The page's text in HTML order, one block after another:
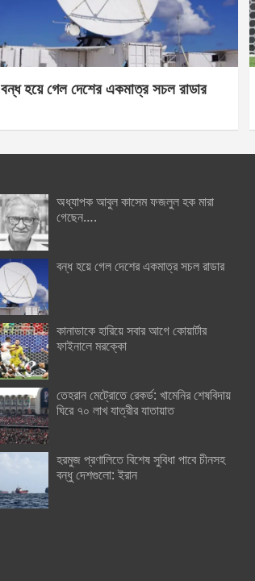
বন্ধ হয়ে গেল দেশের একমাত্র সচল রাডার
অধ্যাপক আবুল কাসেম ফজলুল হক মারা
গেছেন….
বন্ধ হয়ে গেল দেশের একমাত্র সচল রাডার
কানাডাকে হারিয়ে সবার আগে কোয়ার্টার
ফাইনালে মরক্কো
তেহরান মেট্রোতে রেকর্ড: খামেনির শেষবিদায়
ঘিরে ৭০ লাখ যাত্রীর যাতায়াত
হরমুজ প্রণালিতে বিশেষ সুবিধা পাবে চীনসহ
বন্ধু দেশগুলো: ইরান